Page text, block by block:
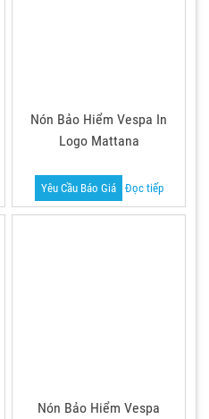
Nón Bảo Hiểm Vespa In
Logo Mattana
Yêu Cầu Báo Giá Đọc tiếp
Nón Bảo Hiểm Vespa